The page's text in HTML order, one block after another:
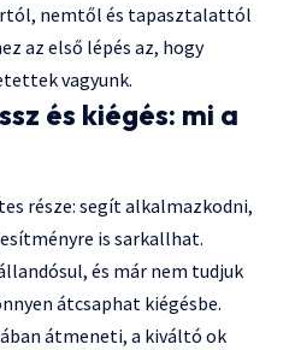
nemtől és tapasztalattól
az első lépés az, hogy
vagyunk.
és kiégés: mi a
része: segít alkalmazkodni,
is sarkallhat.
és már nem tudjuk
átcsaphat kiégésbe.
átmeneti, a kiváltó ok